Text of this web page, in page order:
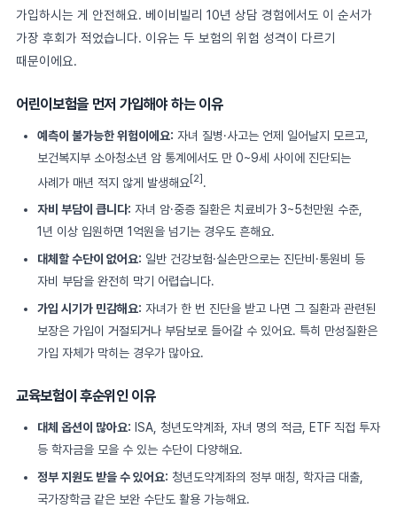
가입하시는 게 안전해요. 베이비빌리 10년 상담 경험에서도 이 순서가
가장 후회가 적었습니다. 이유는 두 보험의 위험 성격이 다르기
때문이에요.
어린이보험을 먼저 가입해야 하는 이유
예측이 불가능한 위험이에요: 자녀 질병·사고는 언제 일어날지 모르고,
보건복지부 소아청소년 암 통계에서도 만 0~9세 사이에 진단되는
사례가 매년 적지 않게 발생해요[2].
자비 부담이 큽니다: 자녀 암·중증 질환은 치료비가 3~5천만원 수준,
1년 이상 입원하면 1억원을 넘기는 경우도 흔해요.
대체할 수단이 없어요: 일반 건강보험·실손만으로는 진단비·통원비 등
자비 부담을 완전히 막기 어렵습니다.
가입 시기가 민감해요: 자녀가 한 번 진단을 받고 나면 그 질환과 관련된
보장은 가입이 거절되거나 부담보로 들어갈 수 있어요. 특히 만성질환은
가입 자체가 막히는 경우가 많아요.
교육보험이 후순위인 이유
대체 옵션이 많아요: ISA, 청년도약계좌, 자녀 명의 적금, ETF 직접 투자
등 학자금을 모을 수 있는 수단이 다양해요.
정부 지원도 받을 수 있어요: 청년도약계좌의 정부 매칭, 학자금 대출,
국가장학금 같은 보완 수단도 활용 가능해요.